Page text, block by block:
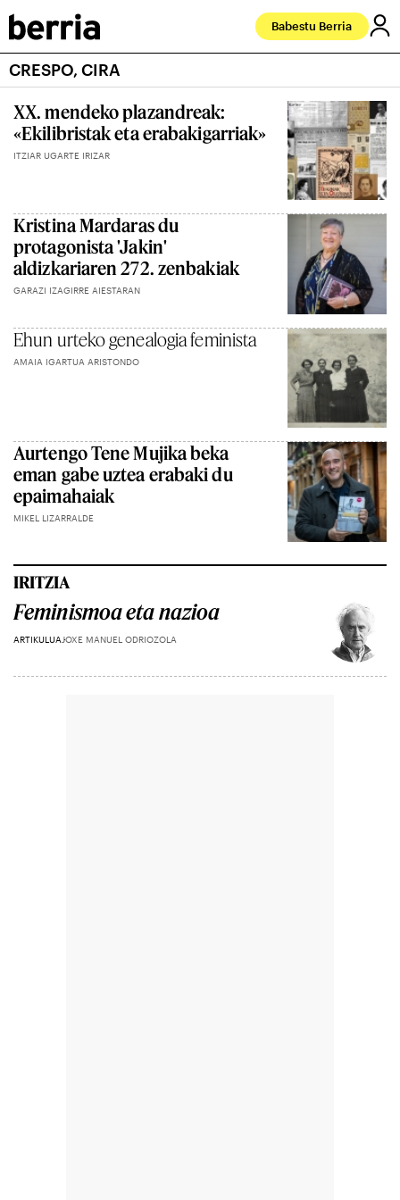
Babestu Berria
CRESPO, CIRA
XX. mendeko plazandreak:
«Ekilibristak eta erabakigarriak»
ITZIAR UGARTE IRIZAR
Kristina Mardaras du
protagonista 'Jakin'
aldizkariaren 272. zenbakiak
GARAZI IZAGIRRE AIESTARAN
Ehun urteko genealogia feminista
AMAIA IGARTUA ARISTONDO
Aurtengo Tene Mujika beka
eman gabe uztea erabaki du
epaimahaiak
MIKEL LIZARRALDE
IRITZIA
Feminismoa eta nazioa
ARTIKULUA JOXE MANUEL ODRIOZOLA